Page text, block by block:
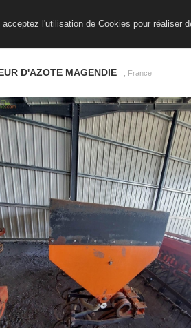
l'utilisation de Cookies pour réaliser
D'AZOTE MAGENDIE , France